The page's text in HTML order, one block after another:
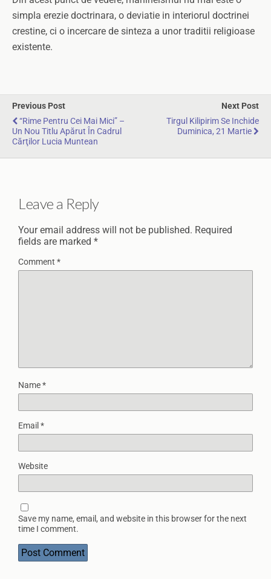
simpla erezie doctrinara, o deviatie in interiorul doctrinei
crestine, ci o incercare de sinteza a unor traditii religioase
existente.
Previous Post
“Rime Pentru Cei Mai Mici” –
Un Nou Titlu Apărut În Cadrul
Cărţilor Lucia Muntean
Next Post
Tirgul Kilipirim Se Inchide
Duminica, 21 Martie
Leave a Reply
Your email address will not be published. Required
fields are marked *
Comment *
Name*
Email *
Website
Save my name, email, and website in this browser for the next
time I comment.